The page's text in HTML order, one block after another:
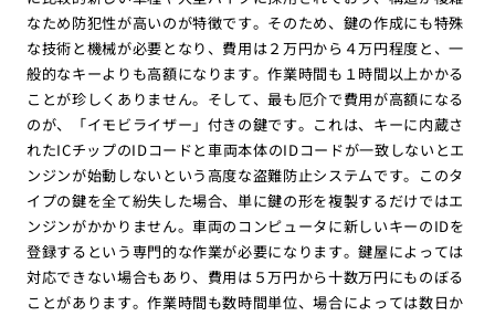
なため防犯性が高いのが特徴です。そのため、鍵の作成にも特殊
な技術と機械が必要となり、費用は２万円から４万円程度と、一
般的なキーよりも高額になります。作業時間も１時間以上かかる
ことが珍しくありません。そして、最も厄介で費用が高額になる
のが、「イモビライザー」付きの鍵です。これは、キーに内蔵さ
れたICチップのIDコードと車両本体のIDコードが一致しないとエ
ンジンが始動しないという高度な盗難防止システムです。このタ
イプの鍵を全て紛失した場合、単に鍵の形を複製するだけではエ
ンジンがかかりません。車両のコンピュータに新しいキーのIDを
登録するという専門的な作業が必要になります。鍵屋によっては
対応できない場合もあり、費用は５万円から十数万円にものぼる
ことがあります。作業時間も数時間単位、場合によっては数日か